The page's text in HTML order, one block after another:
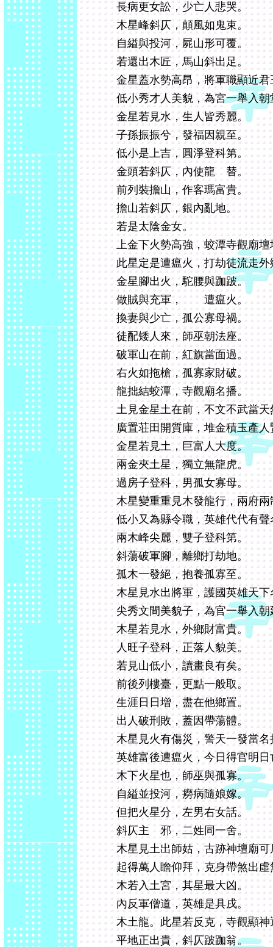
長病更女訟，少亡人悲哭。
木星峰斜仄，顛風如鬼束。
自縊與投河，屍山形可覆。
若還出木匠，馬山斜出足。
金星蓋水勢高昂，將軍職顯近君
低小秀才人美貌，為宮一舉入朝
金星若見水，生人皆秀麗。
子孫振振兮，發福因親至。
低小是上吉，圓淨登科第。
金頭若斜仄，內使龍 替。
前列裝擔山，作客瑪富貴。
擔山若斜仄，銀內亂地。
若是太陰金女。
上金下火勢高強，蛟潭寺觀廟壇
此星定是遭瘟火，打劫徒流走外
金星腳出火，駝腰與跏跛。
做賊與充軍， 遭瘟火。
換妻與少亡，孤公寡母禍。
徒配矮人來，師巫朝法座。
破軍山在前，紅旗當面過。
右火如拖槍，孤寡家財破。
龍拙結蛟潭，寺觀廟名播。
土見金星土在前，不文不武當天
廣置荘田開質庫，堆金積玉產人
金星若見土，巨富人大度。
兩金夾土星，獨立無龍虎。
過房子登科，男孤女寡母。
木星變重重見木發龍行，兩府
低小又為縣令職，英雄代代有聲
兩木峰尖麗，雙子登科第。
斜蕩破軍腳，離鄉打劫地。
孤木一發絕，抱養孤寡至。
木星見水出將軍，護國英雄天下
尖秀文間美貌子，為官一舉入朝
木星若見水，外鄉財富貴。
人旺子登科，正落人貌美。
若見山低小，讀畫良有矣。
前後列樓臺，更點一般取。
生涯日日增，盡在他鄉置。
出人破刑敗，蓋因帶蕩體。
木星見火有傷災，警天一發當名
英雄富後遭瘟火，今日得官明日
木下火星也，師巫與孤寡。
自縊並投河，癆病隨娘嫁。
但把火星分，左男右女話。
斜仄主 邪，二姓同一舍。
木星見土出師姑，古跡神壇廟可
起得萬人瞻仰拜，克身帶煞出虛
木若入土宮，其星最大凶。
內反軍僧道，英雄是具戌。
木土龍。此星若反克，寺觀顯神
平地正出貴，斜仄跛跏翁。